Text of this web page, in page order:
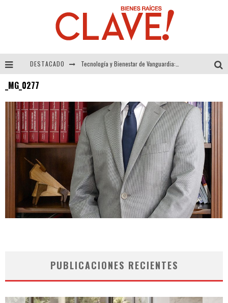
DESTACADO
Alexandra Bedoya – La Constancia detrás de La Paletería
El Despertar de la Calidez: Acabados Dorados de FV para Elevar tu Espacio
_MG_0277
PUBLICACIONES RECIENTES